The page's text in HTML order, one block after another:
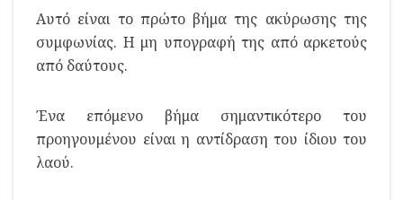
Αυτό είναι το πρώτο βήμα της ακύρωσης της
συμφωνίας. Η μη υπογραφή της από αρκετούς
από δαύτους.
Ένα επόμενο βήμα σημαντικότερο του
προηγουμένου είναι η αντίδραση του ίδιου του
λαού.